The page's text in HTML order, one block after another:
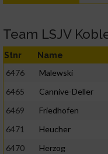
Team LSJV
Stnr Name
6476 Malewski
6465
Cannive-Deller
6469
Friedhofen
6471
Heucher
6470
Herzog